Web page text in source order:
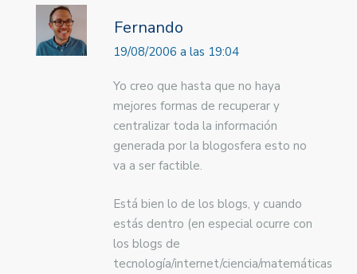
Fernando
19/08/2006 a las 19:04
Yo creo que hasta que no haya
mejores formas de recuperar y
centralizar toda la información
generada por la blogosfera esto no
va a ser factible.
Está bien lo de los blogs, y cuando
estás dentro (en especial ocurre con
los blogs de
tecnología/internet/ciencia/matemáticas